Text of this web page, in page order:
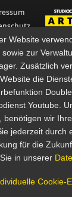
Website
zur
Zusätzlich
die
Youtube.
benötigen wir
jederzeit durch
für die
in unserer
Cookie-